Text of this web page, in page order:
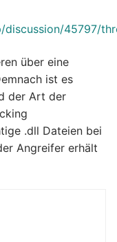
45797/
über eine
ist es
der Art der
.dll Dateien bei
Angreifer erhält